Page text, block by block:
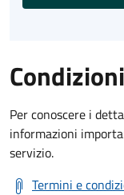
Per conoscere i
informazioni
servizio.
Termini e